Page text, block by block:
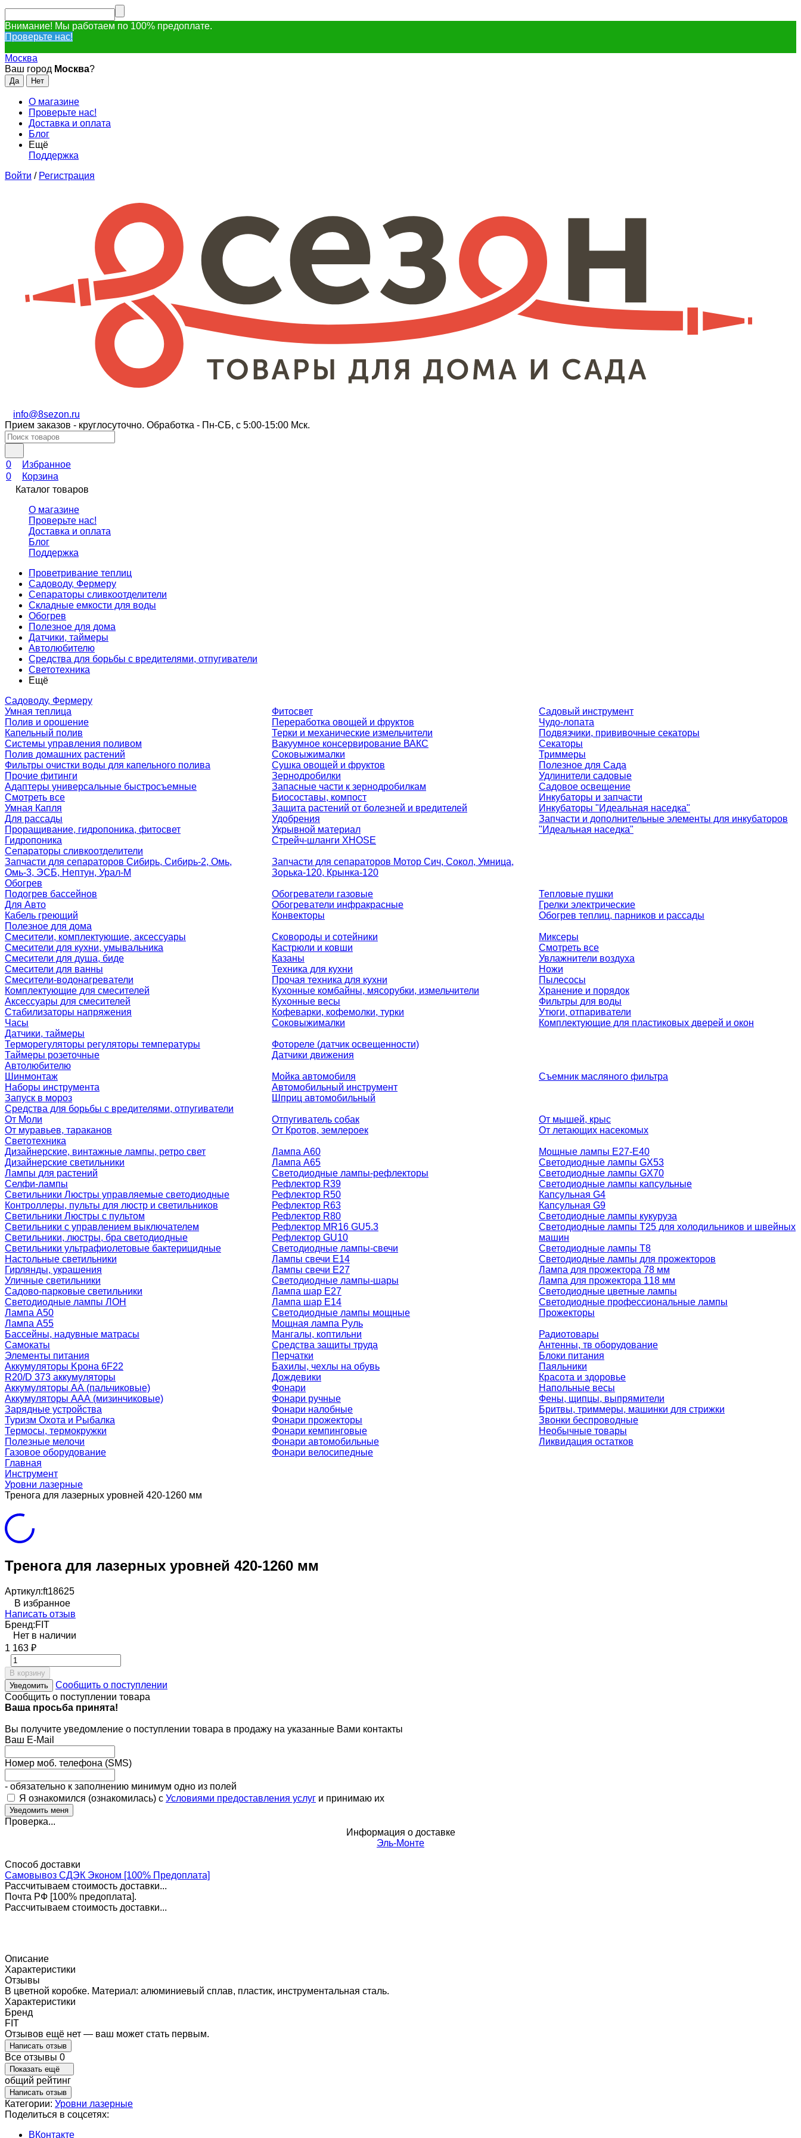
Внимание! Мы работаем по 100% предоплате.
Проверьте нас!
Москва
Ваш город Москва?
О магазине
Проверьте нас!
Доставка и оплата
Блог
Ещё
Поддержка
Войти / Регистрация
info@8sezon.ru
Прием заказов - круглосуточно. Обработка - Пн-СБ, с 5:00-15:00 Мск.
0
Избранное
0
Корзина
Каталог товаров
О магазине
Проверьте нас!
Доставка и оплата
Блог
Поддержка
Проветривание теплиц
Садоводу, Фермеру
Сепараторы сливкоотделители
Складные емкости для воды
Обогрев
Полезное для дома
Датчики, таймеры
Автолюбителю
Средства для борьбы с вредителями, отпугиватели
Светотехника
Ещё
Садоводу, Фермеру
Умная теплица
Полив и орошение
Капельный полив
Системы управления поливом
Полив домашних растений
Фильтры очистки воды для капельного полива
Прочие фитинги
Адаптеры универсальные быстросъемные
Смотреть все
Умная Капля
Для рассады
Проращивание, гидропоника, фитосвет
Гидропоника
Фитосвет
Переработка овощей и фруктов
Терки и механические измельчители
Вакуумное консервирование ВАКС
Соковыжималки
Сушка овощей и фруктов
Зернодробилки
Запасные части к зернодробилкам
Биосоставы, компост
Защита растений от болезней и вредителей
Удобрения
Укрывной материал
Стрейч-шланги XHOSE
Садовый инструмент
Чудо-лопата
Подвязчики, прививочные секаторы
Секаторы
Триммеры
Полезное для Сада
Удлинители садовые
Садовое освещение
Инкубаторы и запчасти
Инкубаторы "Идеальная наседка"
Запчасти и дополнительные элементы для инкубаторов
"Идеальная наседка"
Сепараторы сливкоотделители
Запчасти для сепараторов Сибирь, Сибирь-2, Омь,
Омь-3, ЭСБ, Нептун, Урал-М
Запчасти для сепараторов Мотор Сич, Сокол, Умница,
Зорька-120, Крынка-120
Обогрев
Подогрев бассейнов
Для Авто
Кабель греющий
Обогреватели газовые
Обогреватели инфракрасные
Конвекторы
Тепловые пушки
Грелки электрические
Обогрев теплиц, парников и рассады
Полезное для дома
Смесители, комплектующие, аксессуары
Смесители для кухни, умывальника
Смесители для душа, биде
Смесители для ванны
Смесители-водонагреватели
Комплектующие для смесителей
Аксессуары для смесителей
Стабилизаторы напряжения
Часы
Сковороды и сотейники
Кастрюли и ковши
Казаны
Техника для кухни
Прочая техника для кухни
Кухонные комбайны, мясорубки, измельчители
Кухонные весы
Кофеварки, кофемолки, турки
Соковыжималки
Миксеры
Смотреть все
Увлажнители воздуха
Ножи
Пылесосы
Хранение и порядок
Фильтры для воды
Утюги, отпариватели
Комплектующие для пластиковых дверей и окон
Датчики, таймеры
Терморегуляторы регуляторы температуры
Таймеры розеточные
Фотореле (датчик освещенности)
Датчики движения
Автолюбителю
Шинмонтаж
Наборы инструмента
Запуск в мороз
Мойка автомобиля
Автомобильный инструмент
Шприц автомобильный
Съемник масляного фильтра
Средства для борьбы с вредителями, отпугиватели
От Моли
От муравьев, тараканов
Отпугиватель собак
От Кротов, землероек
От мышей, крыс
От летающих насекомых
Светотехника
Дизайнерские, винтажные лампы, ретро свет
Дизайнерские светильники
Лампы для растений
Селфи-лампы
Светильники Люстры управляемые светодиодные
Контроллеры, пульты для люстр и светильников
Светильники Люстры с пультом
Светильники с управлением выключателем
Светильники, люстры, бра светодиодные
Светильники ультрафиолетовые бактерицидные
Настольные светильники
Гирлянды, украшения
Уличные светильники
Садово-парковые светильники
Светодиодные лампы ЛОН
Лампа A50
Лампа A55
Лампа A60
Лампа A65
Светодиодные лампы-рефлекторы
Рефлектор R39
Рефлектор R50
Рефлектор R63
Рефлектор R80
Рефлектор MR16 GU5.3
Рефлектор GU10
Светодиодные лампы-свечи
Лампы свечи Е14
Лампы свечи Е27
Светодиодные лампы-шары
Лампа шар E27
Лампа шар Е14
Светодиодные лампы мощные
Мощная лампа Руль
Мощные лампы E27-E40
Светодиодные лампы GX53
Светодиодные лампы GX70
Светодиодные лампы капсульные
Капсульная G4
Капсульная G9
Светодиодные лампы кукуруза
Светодиодные лампы T25 для холодильников и швейных
машин
Светодиодные лампы T8
Светодиодные лампы для прожекторов
Лампа для прожектора 78 мм
Лампа для прожектора 118 мм
Светодиодные цветные лампы
Светодиодные профессиональные лампы
Прожекторы
Бассейны, надувные матрасы
Самокаты
Элементы питания
Аккумуляторы Kрона 6F22
R20/D 373 аккумуляторы
Аккумуляторы AA (пальчиковые)
Аккумуляторы AAA (мизинчиковые)
Зарядные устройства
Туризм Охота и Рыбалка
Термосы, термокружки
Полезные мелочи
Газовое оборудование
Мангалы, коптильни
Средства защиты труда
Перчатки
Бахилы, чехлы на обувь
Дождевики
Фонари
Фонари ручные
Фонари налобные
Фонари прожекторы
Фонари кемпинговые
Фонари автомобильные
Фонари велосипедные
Радиотовары
Антенны, тв оборудование
Блоки питания
Паяльники
Красота и здоровье
Напольные весы
Фены, щипцы, выпрямители
Бритвы, триммеры, машинки для стрижки
Звонки беспроводные
Необычные товары
Ликвидация остатков
Главная
Инструмент
Уровни лазерные
Тренога для лазерных уровней 420-1260 мм
Тренога для лазерных уровней 420-1260 мм
Артикул:ft18625
В избранное
Написать отзыв
Бренд:FIT
Нет в наличии
1 163 ₽
В корзину
Уведомить
Сообщить о поступлении
Сообщить о поступлении товара
Ваша просьба принята!
Вы получите уведомление о поступлении товара в продажу на указанные Вами контакты
Ваш E-Mail
Номер моб. телефона (SMS)
- обязательно к заполнению минимум одно из полей
Я ознакомился (ознакомилась) с Условиями предоставления услуг и принимаю их
Проверка...
Информация о доставке
Эль-Монте
Способ доставки
Самовывоз СДЭК Эконом [100% Предоплата]
Рассчитываем стоимость доставки...
Почта РФ [100% предоплата].
Рассчитываем стоимость доставки...
Описание
Характеристики
Отзывы
В цветной коробке. Материал: алюминиевый сплав, пластик, инструментальная сталь.
Характеристики
Бренд
FIT
Отзывов ещё нет — ваш может стать первым.
Написать отзыв
Все отзывы 0
Показать ещё
общий рейтинг
Написать отзыв
Категории: Уровни лазерные
Поделиться в соцсетях:
ВКонтакте